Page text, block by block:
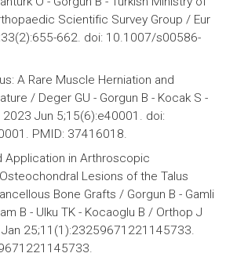
Scientific Survey Group / Eur
662. doi: 10.1007/s00586-
A Rare Muscle Herniation and
/ Deger GU - Gorgun B - Kocak S -
2023 Jun 5;15(6):e40001. doi:
PMID: 37416018.
Application in Arthroscopic
Lesions of the Talus
Bone Grafts / Gorgun B - Gamli
B - Ulku TK - Kocaoglu B / Orthop J
25;11(1):23259671221145733.